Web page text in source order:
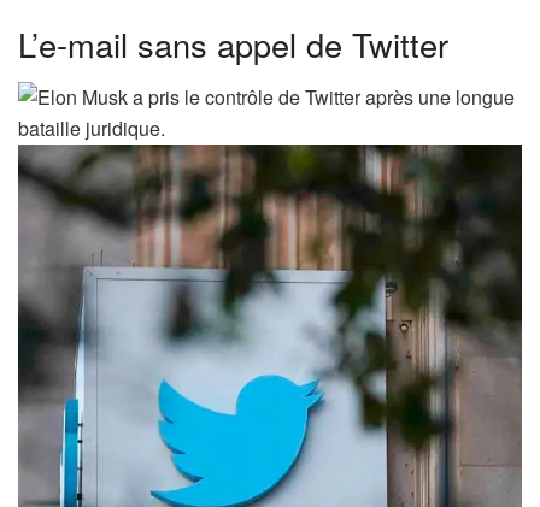
L’e-mail sans appel de Twitter